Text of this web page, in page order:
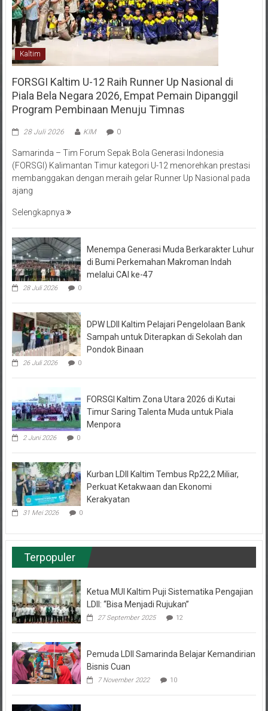
Kaltim
FORSGI Kaltim U-12 Raih Runner Up Nasional di
Piala Bela Negara 2026, Empat Pemain Dipanggil
Program Pembinaan Menuju Timnas
(FORSGI) Kalimantan Timur kategori U-12 menorehkan prestasi
membanggakan dengan meraih gelar Runner Up Nasional pada
ajang
di Bumi Perkemahan Makroman Indah
melalui CAI ke-47
28 Juli 2026 0
Sampah untuk Diterapkan di Sekolah dan
Pondok Binaan
26 Juli 2026 0
Timur Saring Talenta Muda untuk Piala
Menpora
2 Juni 2026 0
Perkuat Ketakwaan dan Ekonomi
Kerakyatan
31 Mei 2026 0
Terpopuler
LDII: “Bisa Menjadi Rujukan”
27 September 2025 12
Bisnis Cuan
7 November 2022